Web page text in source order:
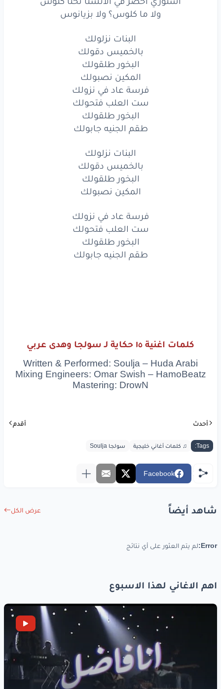
ست العلبفتحولك
البخورطلقولك
طقمالجنيهجابولك
البناتنزلولك
بالخميسدقولك
البخورطلقولك
المكين نصبولك
فرسةعادفي نزولك
ستالعلبفتحولك
البخورطلقولك
طقمالجنيهجابولك
ولا ما كلوس؟ ولا بزيانوس
البنات نزلولك
بالخميس دقولك
البخور طلقولك
المكين نصبولك
فرسة عاد في نزولك
ست العلب فتحولك
البخور طلقولك
طقم الجنيه جابولك
البنات نزلولك
بالخميس دقولك
البخور طلقولك
المكين نصبولك
فرسة عاد في نزولك
ست العلب فتحولك
البخور طلقولك
طقم الجنيه جابولك
كلمات اغنية ١٥ حكاية لـ سولجا وهدى عربي
Written & Performed: Soulja – Huda Arabi
Mixing Engineers: Omar Swish – HamoBeatz
Mastering: DrowN
أحدث أقدم
Tags: ♫ كلمات أغاني خليجية سولجا Soulja
Facebook
شاهد أيضاً عرض الكل
Error: لم يتم العثور على أي نتائج
اهم الاغاني لهذا الاسبوع